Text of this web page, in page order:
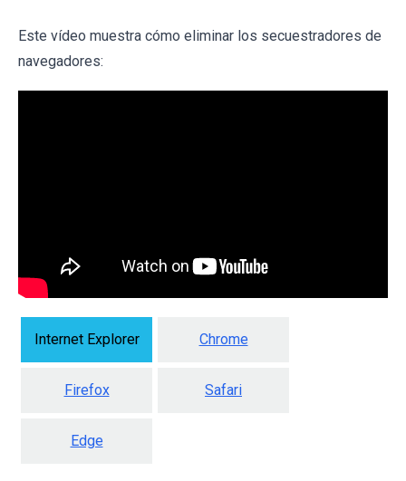
Este vídeo muestra cómo eliminar los secuestradores de
navegadores:
Internet Explorer Chrome
Firefox Safari
Edge